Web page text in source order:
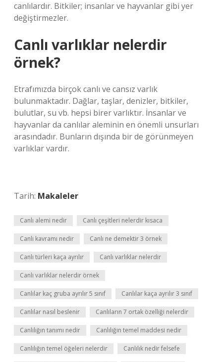
canlılardır. Bitkiler; insanlar ve hayvanlar gibi yer
değiştirmezler.
Canlı varlıklar nelerdir
örnek?
Etrafımızda birçok canlı ve cansız varlık
bulunmaktadır. Dağlar, taşlar, denizler, bitkiler,
bulutlar, su vb. hepsi birer varlıktır. İnsanlar ve
hayvanlar da canlılar aleminin en önemli unsurları
arasındadır. Bunların dışında bir de görünmeyen
varlıklar vardır.
Tarih: Makaleler
Canlı alemi nedir Canlı çeşitleri nelerdir kısaca
Canlı kavramı nedir Canlı ne demektir 3 örnek
Canlı türleri kaça ayrılır Canlı varlıklar nelerdir
Canlı varlıklar nelerdir örnek
Canlılar kaç gruba ayrılır 5 sınıf Canlılar kaça ayrılır 3 sınıf
Canlılar nasıl beslenir Canlıların 7 ortak özelliği nelerdir
Canlılığın tanımı nedir Canlılığın temel maddesi nedir
Canlılığın temel öğeleri nelerdir Canlılık nedir felsefe